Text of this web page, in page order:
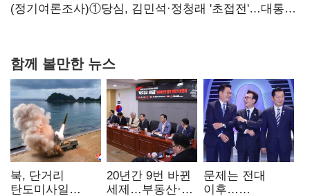
힘들어질 것"
(정기여론조사)①당심, 김민석·정청래 '초접전'…대통령
함께 볼만한 뉴스
북, 단거리
탄도미사일
20년간 9번 바뀐
세제…부동산·
문제는 전대
이후…